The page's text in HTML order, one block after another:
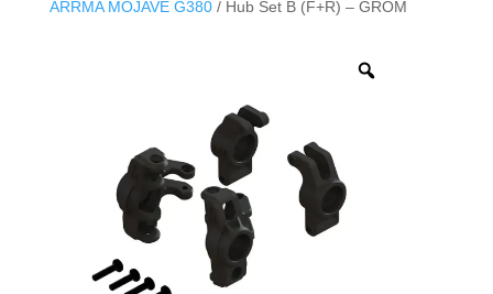
ARRMA MOJAVE G380/ Hub Set B (F+R) – GROM